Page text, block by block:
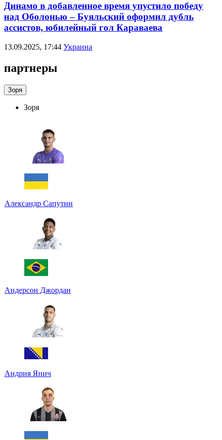
Динамо в добавленное время упустило победу
над Оболонью – Буяльский оформил дубль
ассистов, юбилейный гол Караваева
13.09.2025, 17:44 Украина
партнеры
Зоря
Зоря
Александр Сапутин
Андерсон Джордан
Андрия Янич